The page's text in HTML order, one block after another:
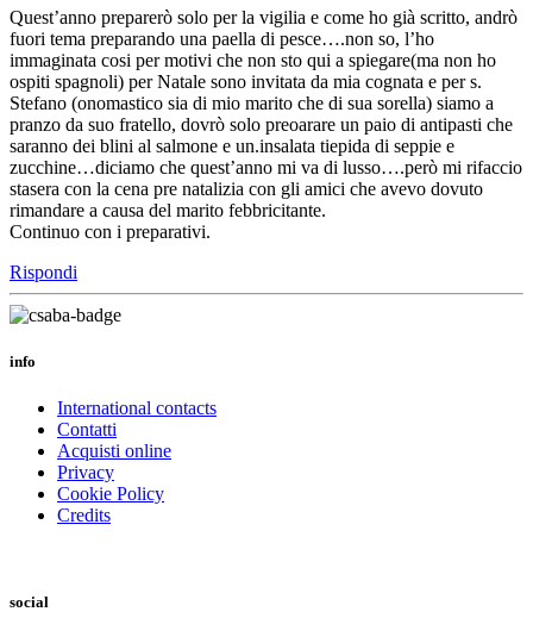
Quest’anno preparerò solo per la vigilia e come ho già scritto, andrò
fuori tema preparando una paella di pesce….non so, l’ho
immaginata cosi per motivi che non sto qui a spiegare(ma non ho
ospiti spagnoli) per Natale sono invitata da mia cognata e per s.
Stefano (onomastico sia di mio marito che di sua sorella) siamo a
pranzo da suo fratello, dovrò solo preoarare un paio di antipasti che
saranno dei blini al salmone e un.insalata tiepida di seppie e
zucchine…diciamo che quest’anno mi va di lusso….però mi rifaccio
stasera con la cena pre natalizia con gli amici che avevo dovuto
rimandare a causa del marito febbricitante.
Continuo con i preparativi.
Rispondi
info
International contacts
Contatti
Acquisti online
Privacy
Cookie Policy
Credits
social